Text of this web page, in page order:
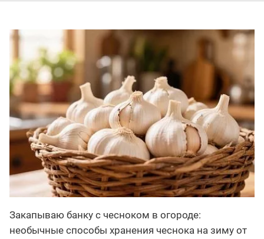
Закапываю банку с чесноком в огороде:
необычные способы хранения чеснока на зиму от